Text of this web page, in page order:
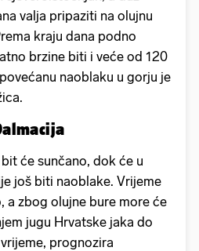
valja pripaziti na olujnu
kraju dana podno
brzine biti i veće od 120
naoblaku u gorju je
će sunčano, dok će u
još biti naoblake. Vrijeme
a zbog olujne bure more će
jugu Hrvatske jaka do
prognozira